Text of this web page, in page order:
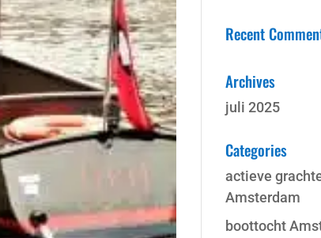
Recent
Archives
juli 2025
Categories
actieve
Amsterdam
boottocht